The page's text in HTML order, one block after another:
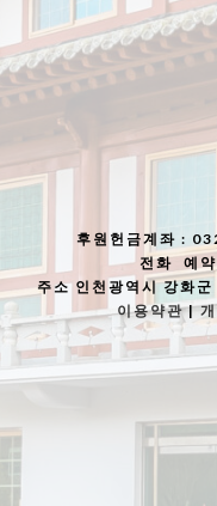
후원헌금계좌 :
전화
예
주소인천광역시 강화
이용약관|